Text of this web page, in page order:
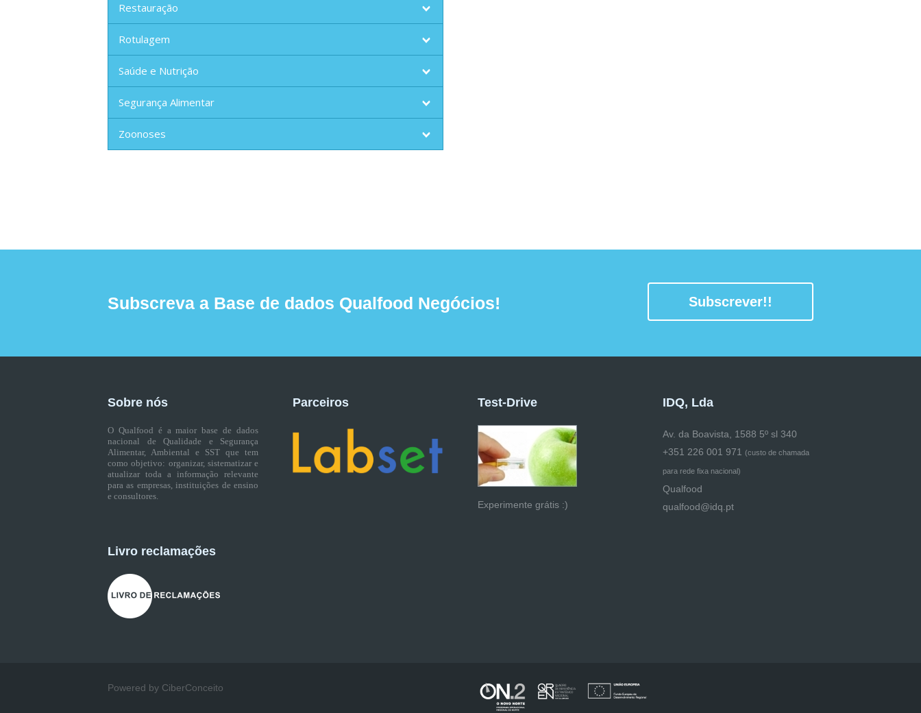
Restauração
Rotulagem
Saúde e Nutrição
Segurança Alimentar
Zoonoses
Subscreva a Base de dados Qualfood Negócios! Subscrever!!
Sobre nós
O Qualfood é a maior base de dados
nacional de Qualidade e Segurança
Alimentar, Ambiental e SST que tem
como objetivo: organizar, sistematizar e
atualizar toda a informação relevante
para as empresas, instituições de ensino
e consultores.
Livro reclamações
Parceiros Test-Drive
Experimente grátis :)
IDQ, Lda
Av. da Boavista, 1588 5º sl 340
+351 226 001 971 (custo de chamada
para rede fixa nacional)
Qualfood
qualfood@idq.pt
Powered by CiberConceito